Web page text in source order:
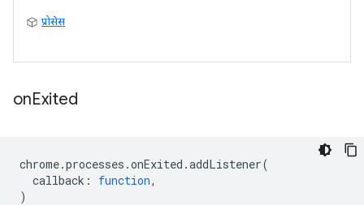
प्रोसेस
onExited
chrome.processes .onExited .addListener(
callback : function,
)